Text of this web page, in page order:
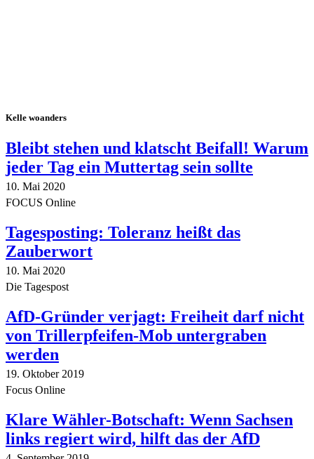
Kelle woanders
Bleibt stehen und klatscht Beifall! Warum
jeder Tag ein Muttertag sein sollte
10. Mai 2020
FOCUS Online
Tagesposting: Toleranz heißt das
Zauberwort
10. Mai 2020
Die Tagespost
AfD-Gründer verjagt: Freiheit darf nicht
von Trillerpfeifen-Mob untergraben
werden
19. Oktober 2019
Focus Online
Klare Wähler-Botschaft: Wenn Sachsen
links regiert wird, hilft das der AfD